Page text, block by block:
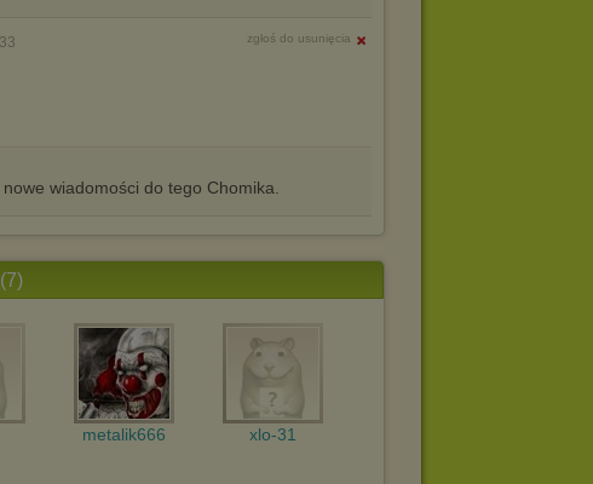
zgłoś do usunięcia
wiadomości do tego Chomika.
(7)
metalik666 xlo-31